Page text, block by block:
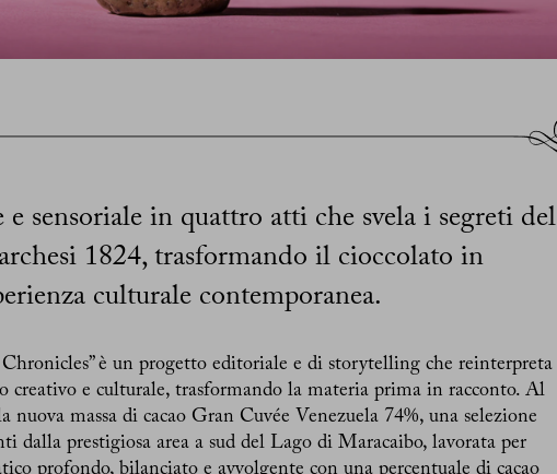
sensoriale in quattro atti che svela i segreti del
1824, trasformando il cioccolato in
culturale contemporanea.
è un progetto editoriale e di storytelling che reinterpreta
creativo e culturale, trasformando la materia prima in racconto. Al
nuova massa di cacao Gran Cuvée Venezuela 74%, una selezione
dalla prestigiosa area a sud del Lago di Maracaibo, lavorata per
profondo, bilanciato e avvolgente con una percentuale di cacao